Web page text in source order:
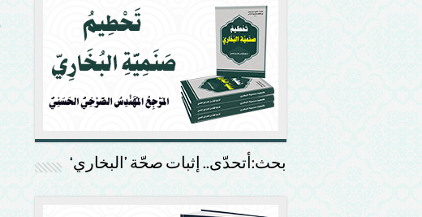
بحث:أتحدّى.. إثبات صحّة ’البخاري‘